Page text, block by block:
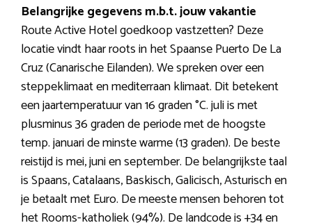
Belangrijke gegevens m.b.t. jouw vakantie
Route Active Hotel goedkoop vastzetten? Deze
locatie vindt haar roots in het Spaanse Puerto De La
Cruz (Canarische Eilanden). We spreken over een
steppeklimaat en mediterraan klimaat. Dit betekent
een jaartemperatuur van 16 graden °C. juli is met
plusminus 36 graden de periode met de hoogste
temp. januari de minste warme (13 graden). De beste
reistijd is mei, juni en september. De belangrijkste taal
is Spaans, Catalaans, Baskisch, Galicisch, Asturisch en
je betaalt met Euro. De meeste mensen behoren tot
het Rooms-katholiek (94%). De landcode is +34 en